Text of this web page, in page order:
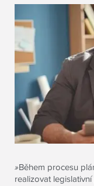
»Během procesu
realizovat